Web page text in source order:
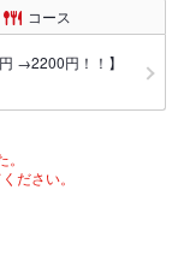
コース
→2200円！！】
ださい。